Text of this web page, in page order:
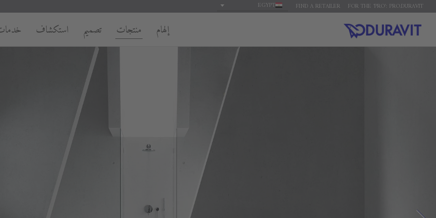
FOR THE 'PRO': PRO.DURAVIT
FIND A RETAILER
EGYPT
إلهام منتجات تصميم استكشاف